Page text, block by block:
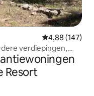
Gemiddelde
4,88 (147)
verdiepingen,
Resort